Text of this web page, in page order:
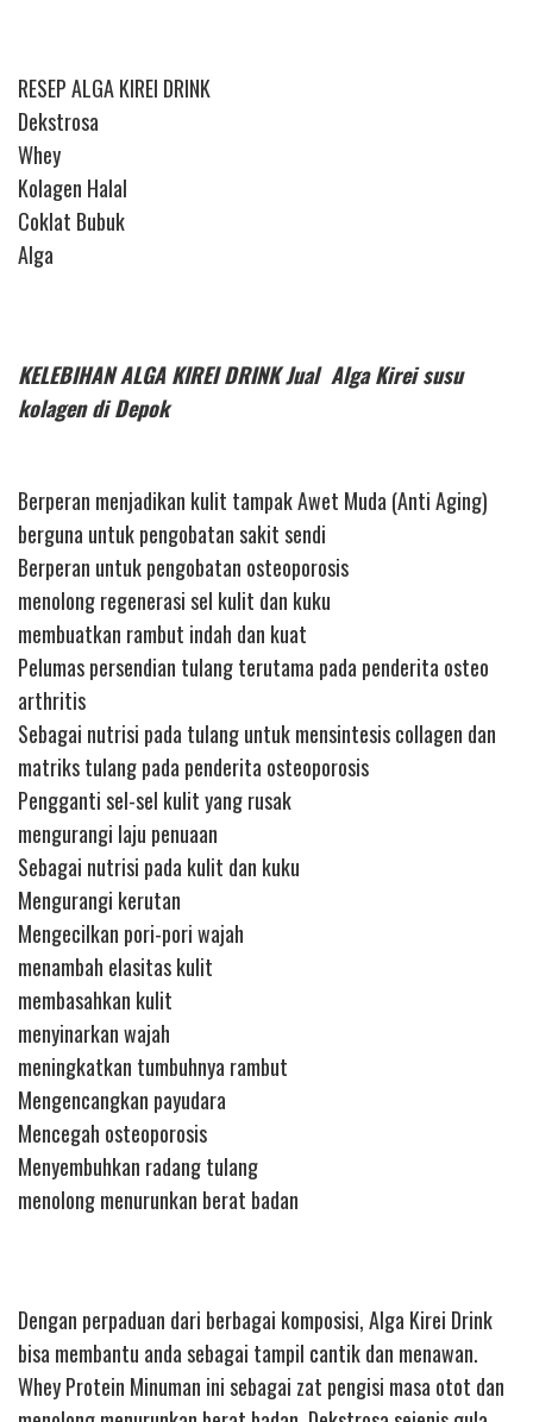
RESEP ALGA KIREI DRINK
Dekstrosa
Whey
Kolagen Halal
Coklat Bubuk
Alga
KELEBIHAN ALGA KIREI DRINK Jual Alga Kirei susu
kolagen di Depok
Berperan menjadikan kulit tampak Awet Muda (Anti Aging)
berguna untuk pengobatan sakit sendi
Berperan untuk pengobatan osteoporosis
menolong regenerasi sel kulit dan kuku
membuatkan rambut indah dan kuat
Pelumas persendian tulang terutama pada penderita osteo
arthritis
Sebagai nutrisi pada tulang untuk mensintesis collagen dan
matriks tulang pada penderita osteoporosis
Pengganti sel-sel kulit yang rusak
mengurangi laju penuaan
Sebagai nutrisi pada kulit dan kuku
Mengurangi kerutan
Mengecilkan pori-pori wajah
menambah elasitas kulit
membasahkan kulit
menyinarkan wajah
meningkatkan tumbuhnya rambut
Mengencangkan payudara
Mencegah osteoporosis
Menyembuhkan radang tulang
menolong menurunkan berat badan
Dengan perpaduan dari berbagai komposisi, Alga Kirei Drink
bisa membantu anda sebagai tampil cantik dan menawan.
Whey Protein Minuman ini sebagai zat pengisi masa otot dan